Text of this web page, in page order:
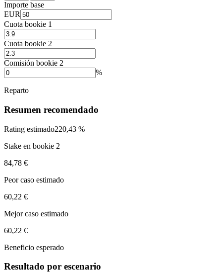
Importe base
EUR
Cuota bookie 1
Cuota bookie 2
Comisión bookie 2
%
Reparto
Resumen recomendado
Rating estimado220,43 %
Stake en bookie 2
84,78 €
Peor caso estimado
60,22 €
Mejor caso estimado
60,22 €
Beneficio esperado
Resultado por escenario